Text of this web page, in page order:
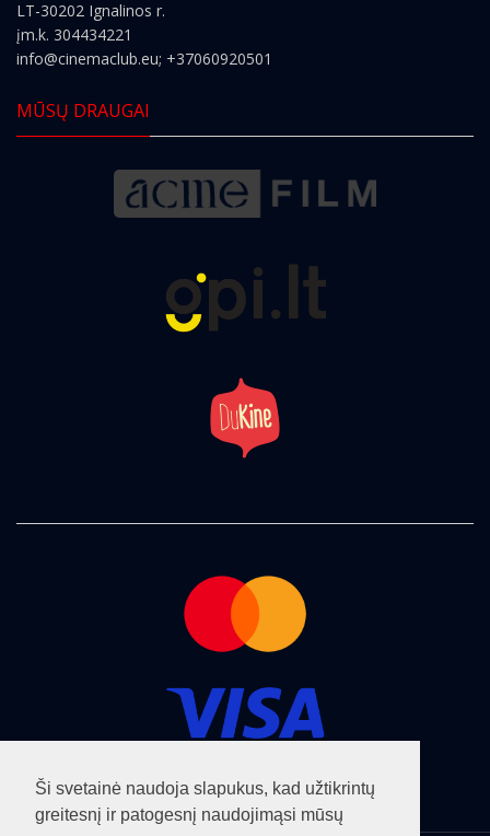
Ši svetainė naudoja slapukus, kad užtikrintų
greitesnį ir patogesnį naudojimąsi mūsų
LT-30202 Ignalinos r.
įm.k. 304434221
info@cinemaclub.eu; +37060920501
MŪSŲ DRAUGAI